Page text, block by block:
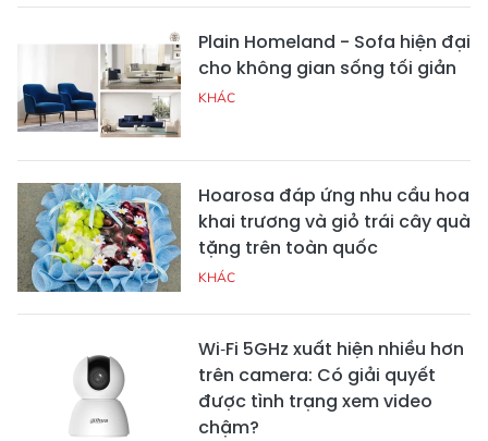
Plain Homeland - Sofa hiện đại
cho không gian sống tối giản
KHÁC
Hoarosa đáp ứng nhu cầu hoa
khai trương và giỏ trái cây quà
tặng trên toàn quốc
KHÁC
Wi‑Fi 5GHz xuất hiện nhiều hơn
trên camera: Có giải quyết
được tình trạng xem video
chậm?